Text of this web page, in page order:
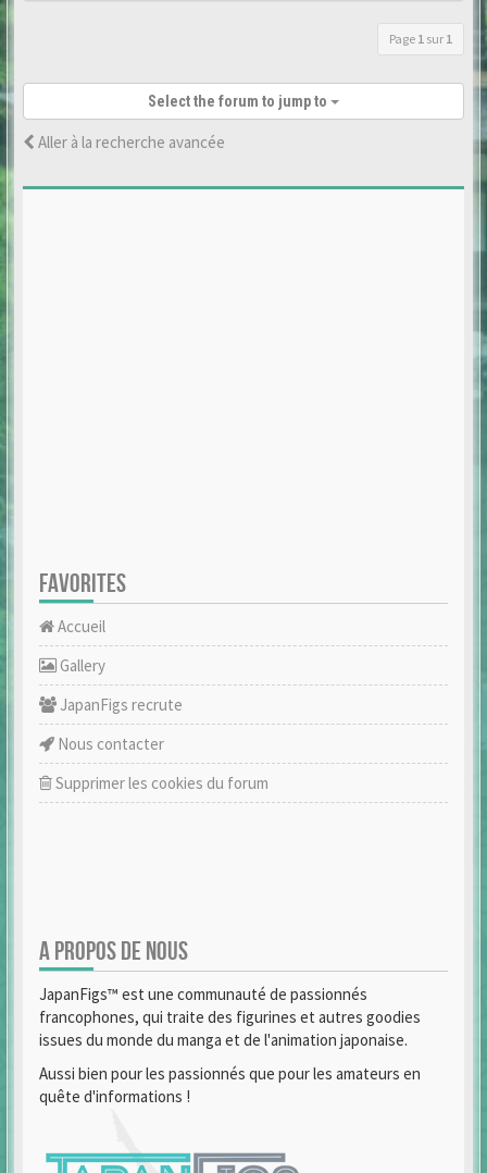
Page 1 sur 1
Select the forum to jump to
Aller à la recherche avancée
FAVORITES
Accueil
Gallery
JapanFigs recrute
Nous contacter
Supprimer les cookies du forum
A PROPOS DE NOUS
JapanFigs™ est une communauté de passionnés
francophones, qui traite des figurines et autres goodies
issues du monde du manga et de l'animation japonaise.
Aussi bien pour les passionnés que pour les amateurs en
quête d'informations !